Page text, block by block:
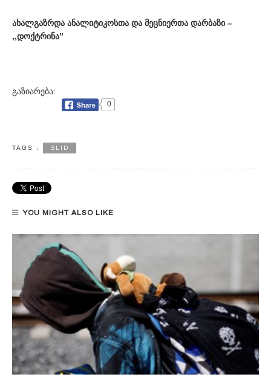
ახალგაზრდა ანალიტიკოსთა და მეცნიერთა დარბაზი –
,,დოქტრინა”
გაზიარება:
0
TAGS : SLID
YOU MIGHT ALSO LIKE